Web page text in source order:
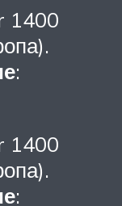
1400
:
1400
: